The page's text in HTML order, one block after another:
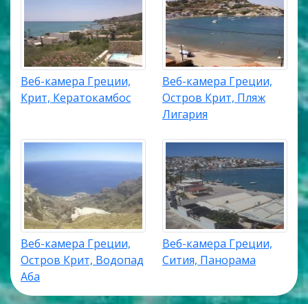
Веб-камера Греции,
Крит, Кератокамбос
Веб-камера Греции,
Остров Крит, Пляж
Лигария
Веб-камера Греции,
Остров Крит, Водопад
Аба
Веб-камера Греции,
Сития, Панорама